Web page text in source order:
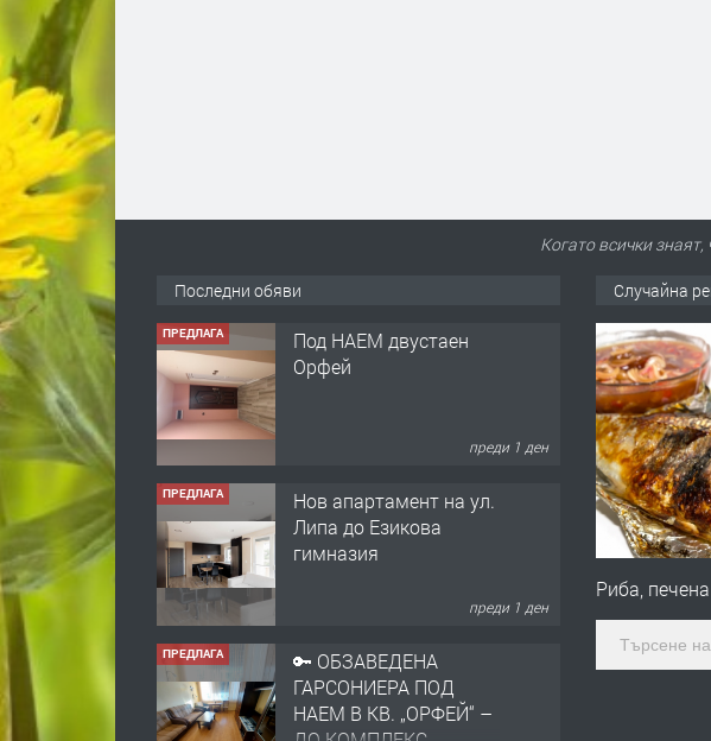
Когато всички
Последни обяви
ПРЕДЛАГА
Под НАЕМ двустаен
Орфей
преди 1 ден
ПРЕДЛАГА
Нов апартамент на ул.
Липа до Езикова
гимназия
преди 1 ден
ПРЕДЛАГА
🔑 ОБЗАВЕДЕНА
ГАРСОНИЕРА ПОД
НАЕМ В КВ. „ОРФЕЙ“ –
Случайна
Риба,